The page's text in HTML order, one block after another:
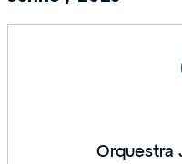
Orquestra